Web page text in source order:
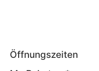
Öffnungszeiten